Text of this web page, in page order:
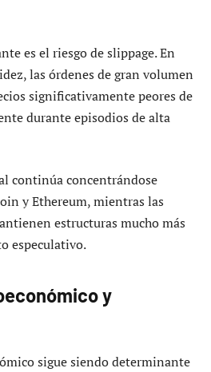
es el riesgo de slippage. En
las órdenes de gran volumen
significativamente peores de
durante episodios de alta
continúa concentrándose
y Ethereum, mientras las
estructuras mucho más
especulativo.
y
sigue siendo determinante